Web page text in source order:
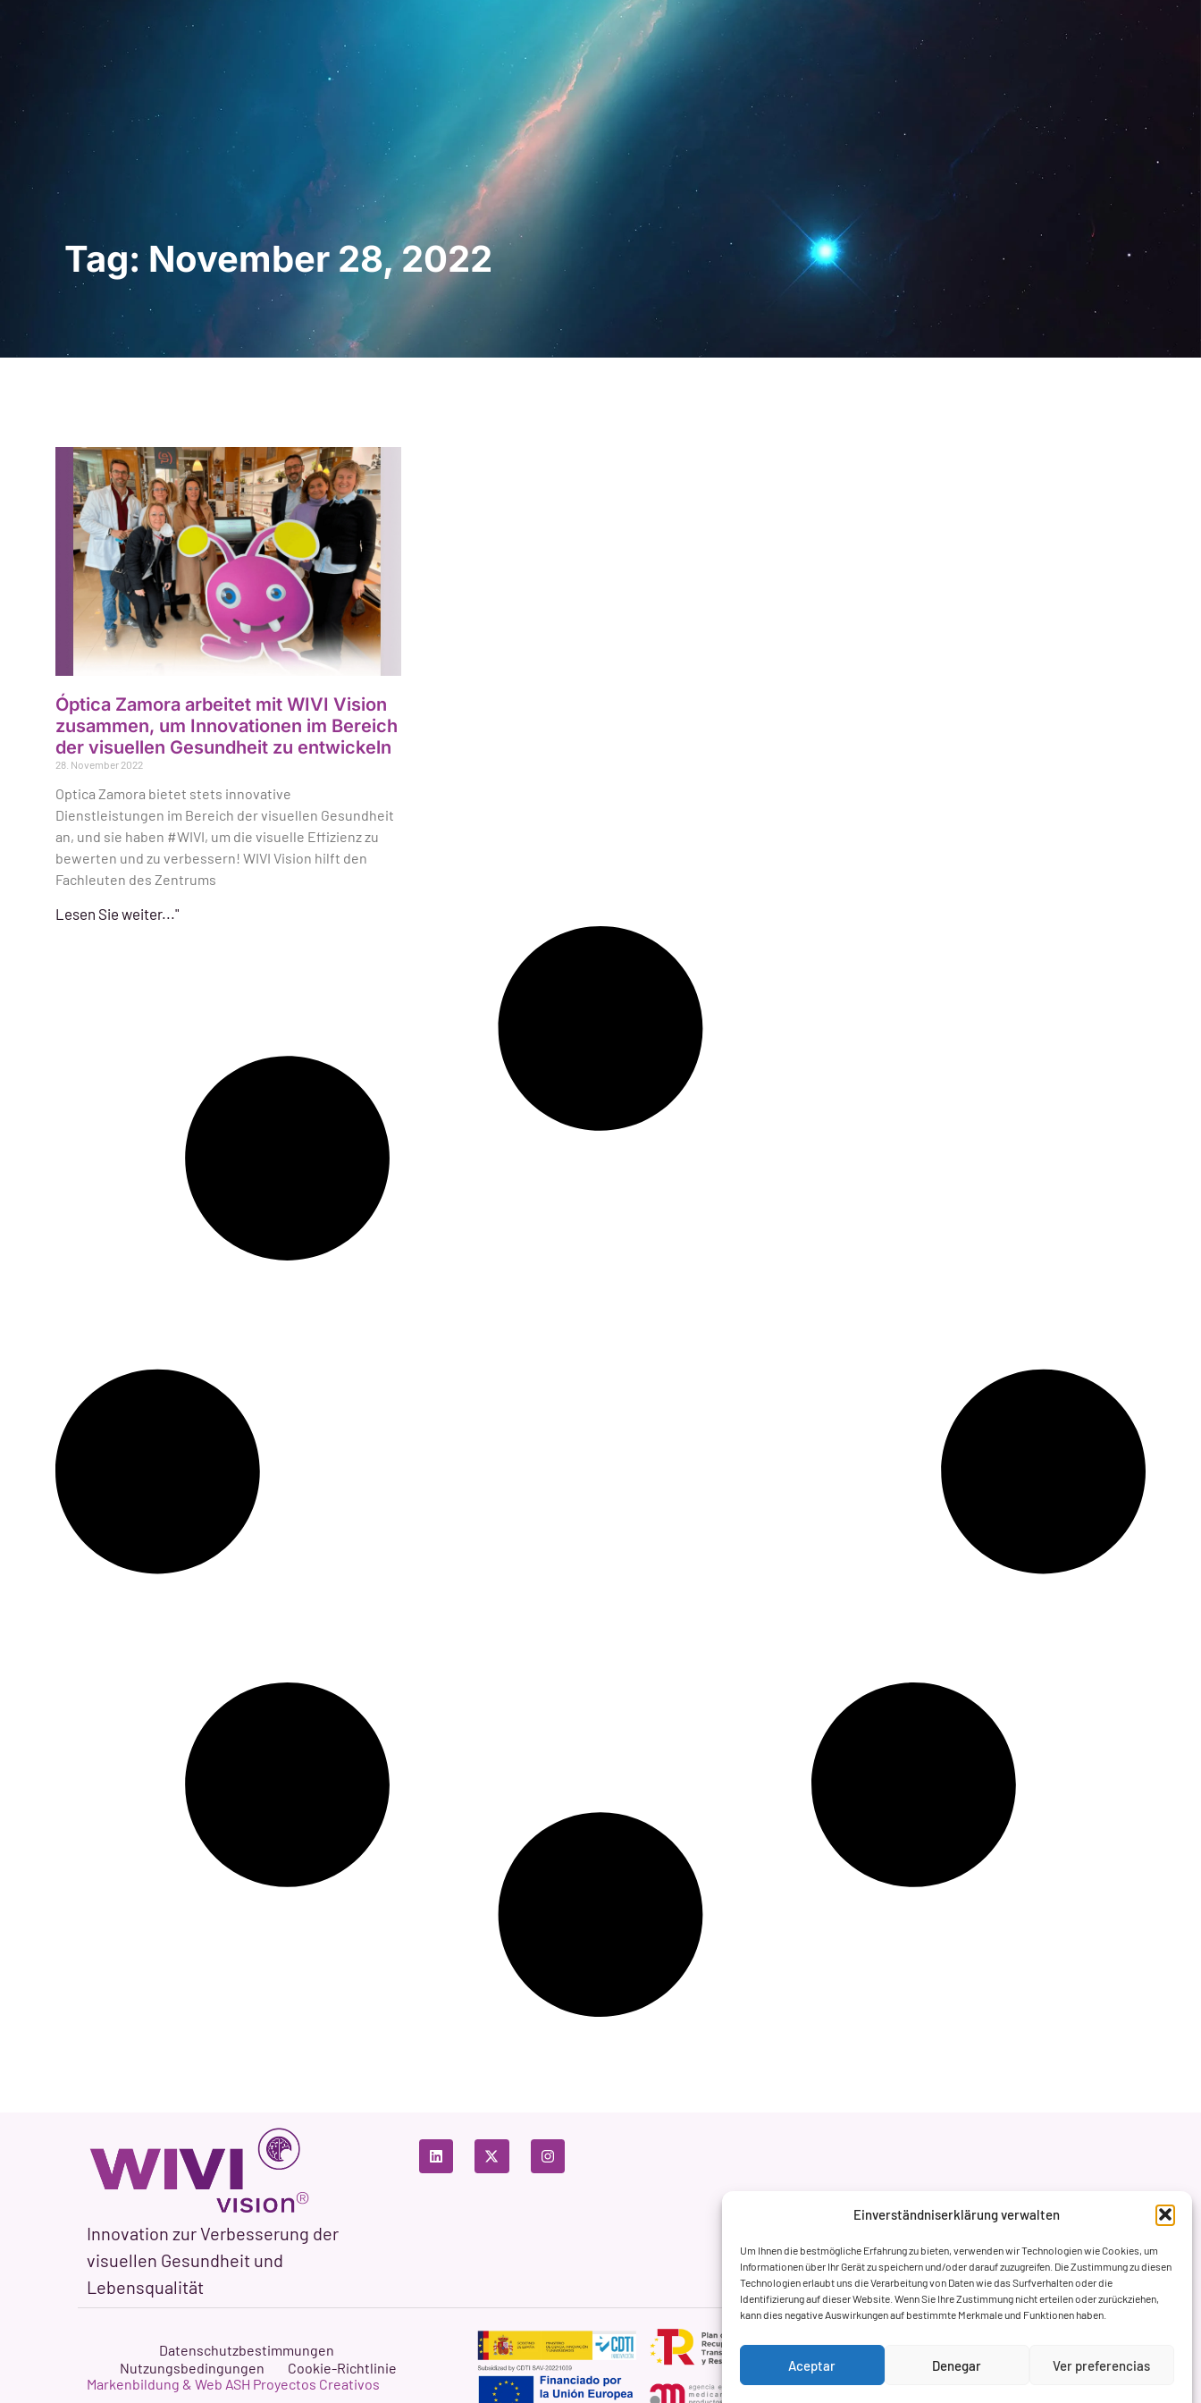
Einverständniserklärung verwalten
Um Ihnen die bestmögliche Erfahrung zu bieten, verwenden wir Technologien wie Cookies, um
Informationen über Ihr Gerät zu speichern und/oder darauf zuzugreifen. Die Zustimmung zu diesen
Technologien erlaubt uns die Verarbeitung von Daten wie das Surfverhalten oder die
Identifizierung auf dieser Website. Wenn Sie Ihre Zustimmung nicht erteilen oder zurückziehen,
kann dies negative Auswirkungen auf bestimmte Merkmale und Funktionen haben.
Aceptar Denegar Ver preferencias
Startseite Für Fachleute Für Patienten Nachrichten
Tag: November 28, 2022
Óptica Zamora arbeitet mit WIVI Vision
zusammen, um Innovationen im Bereich
der visuellen Gesundheit zu entwickeln
28. November 2022
Optica Zamora bietet stets innovative
Dienstleistungen im Bereich der visuellen Gesundheit
an, und sie haben #WIVI, um die visuelle Effizienz zu
bewerten und zu verbessern! WIVI Vision hilft den
Fachleuten des Zentrums
Lesen Sie weiter..."
Innovation zur Verbesserung der
visuellen Gesundheit und
Lebensqualität
Datenschutzbestimmungen
Nutzungsbedingungen
Cookie-Richtlinie
Markenbildung & Web ASH Proyectos Creativos